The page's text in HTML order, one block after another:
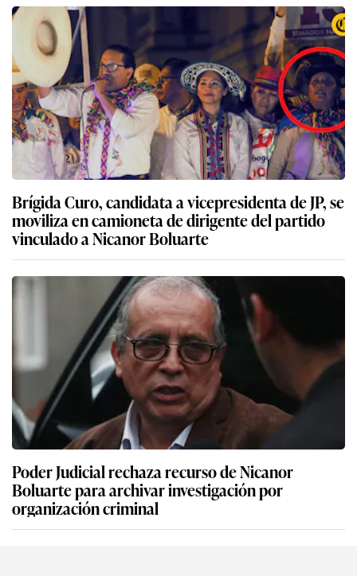
Brígida Curo, candidata a vicepresidenta de JP, se
moviliza en camioneta de dirigente del partido
vinculado a Nicanor Boluarte
Poder Judicial rechaza recurso de Nicanor
Boluarte para archivar investigación por
organización criminal